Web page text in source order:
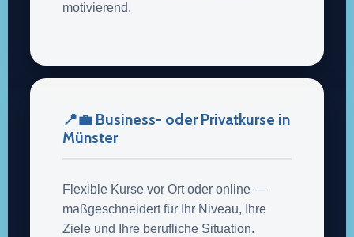
motivierend.
📍💼 Business- oder Privatkurse in
Münster
Flexible Kurse vor Ort oder online —
maßgeschneidert für Ihr Niveau, Ihre
Ziele und Ihre berufliche Situation.